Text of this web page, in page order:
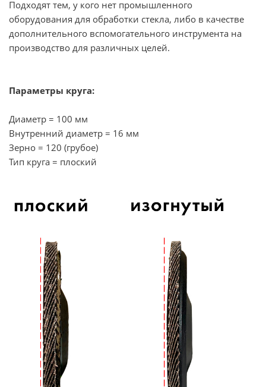
Подходят тем, у кого нет промышленного
оборудования для обработки стекла, либо в качестве
дополнительного вспомогательного инструмента на
производство для различных целей.
Параметры круга:
Диаметр = 100 мм
Внутренний диаметр = 16 мм
Зерно = 120 (грубое)
Тип круга = плоский